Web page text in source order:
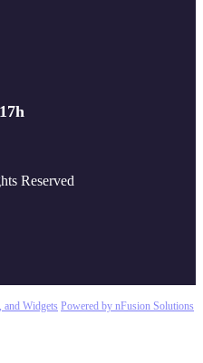
Reserved
and Widgets Powered by nFusion Solutions